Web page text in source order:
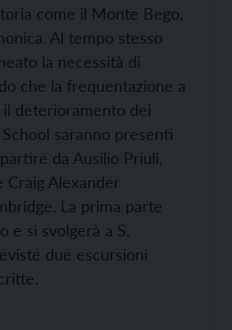
come il Monte Bego,
Al tempo stesso
la necessità di
che la frequentazione a
deterioramento dei
saranno presenti
da Ausilio Priuli,
Craig Alexander
La prima parte
e si svolgerà a S.
due escursioni